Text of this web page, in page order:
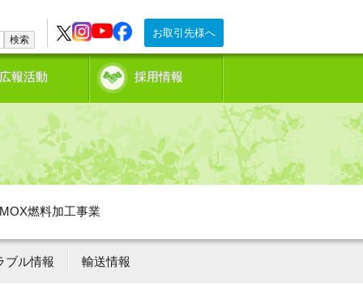
お取引先様へ
検索
報活動 採用情報
燃料加工事業
ブル情報 輸送情報